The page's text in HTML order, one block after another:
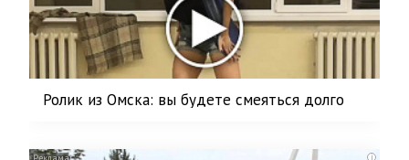
Ролик из Омска: вы будете смеяться долго
i